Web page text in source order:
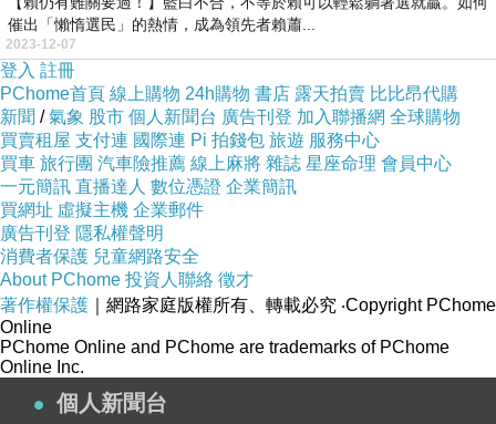
催出「懶惰選民」的熱情，成為領先者賴蕭...
2023-12-07
登入 註冊
PChome首頁 線上購物 24h購物 書店 露天拍賣 比比昂代購
新聞 /氣象 股市 個人新聞台 廣告刊登 加入聯播網 全球購物
買賣租屋 支付連 國際連 Pi 拍錢包 旅遊 服務中心
買車 旅行團 汽車險推薦 線上麻將 雜誌 星座命理 會員中心
一元簡訊 直播達人 數位憑證 企業簡訊
買網址 虛擬主機 企業郵件
廣告刊登 隱私權聲明
消費者保護 兒童網路安全
About PChome 投資人聯絡 徵才
著作權保護 ｜網路家庭版權所有、轉載必究 ‧Copyright PChome
Online
PChome Online and PChome are trademarks of PChome
Online Inc.
個人新聞台